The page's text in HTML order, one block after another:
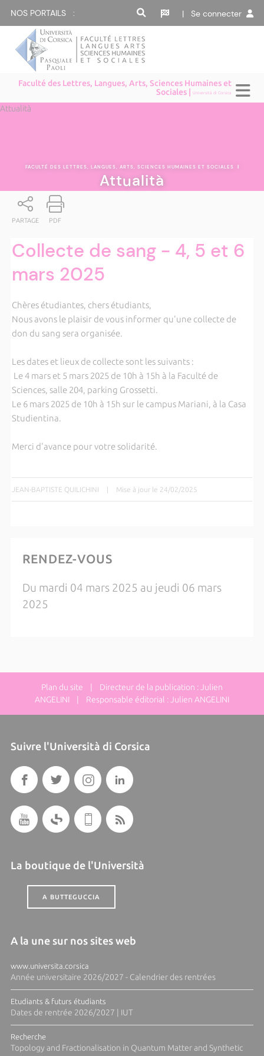
NOS PORTAILS : | Se connecter
Faculté des Lettres, Langues, Arts, Sciences Humaines et
Sociales |Università di Corsica
Attualità
FACULTÉ DES LETTRES, LANGUES, ARTS, SCIENCES HUMAINES ET SOCIALES |
Attualità
PARTAGE PDF
Collecte de sang - 4, 5 et 6
mars 2025
Chères étudiantes, chers étudiants,
Nous avons le plaisir de vous informer qu'une collecte de
don du sang sera organisée.
Les dates et lieux de collecte sont les suivants :
Le 4 mars et 5 mars 2025 de 10h à 15h à la Faculté de
Sciences, salle 204, parking Grossetti.
Le 6 mars 2025 de 10h à 15h sur le campus Mariani, à la Casa
Studientina.
Merci d'avance pour votre solidarité.
JEAN-BAPTISTE QUILICHINI | Mise à jour le 24/02/2025
RENDEZ-VOUS
Du mardi 04 mars 2025 au jeudi 06 mars
2025
Plan du site | Directeur de la publication : Julien
ANGELINI | Responsable éditorial : Julien ANGELINI
Suivre l'Università di Corsica
La boutique de l'Università
A BUTTEGUCCIA
A la une sur nos sites web
www.universita.corsica
Année universitaire 2026/2027 - Calendrier des rentrées
Etudiants & futurs étudiants
Dates de rentrée 2026/2027 | IUT
Recherche
Topology and Fractionalisation in Quantum Matter and Synthetic